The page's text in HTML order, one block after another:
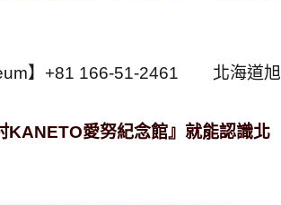
】+81 166-51-2461 北海道旭
KANETO愛努紀念館』就能認識北